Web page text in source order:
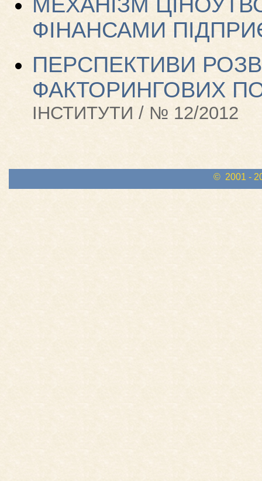
ФІНАНСАМИ
ПЕРСПЕКТИВИ
ФАКТОРИНГОВИХ
ІНСТИТУТИ / № 12/2012
© 2001 -